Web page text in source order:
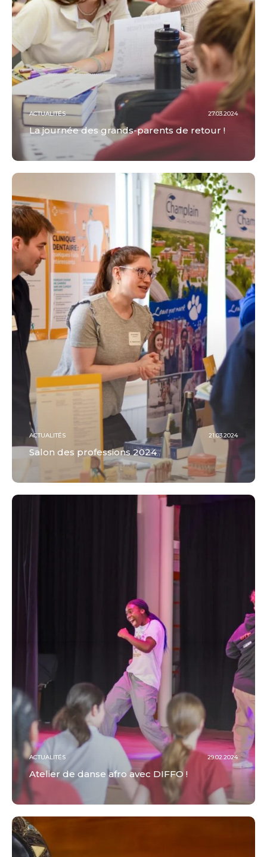
ACTUALITÉS 27.03.2024
La journée des grands-parents de retour !
ACTUALITÉS 21.03.2024
Salon des professions 2024
ACTUALITÉS 29.02.2024
Atelier de danse afro avec DIFFO !